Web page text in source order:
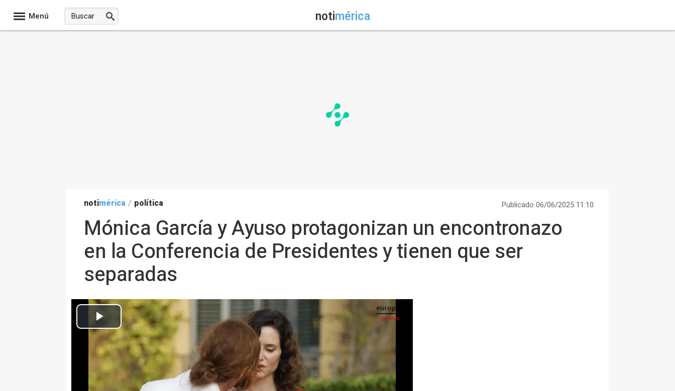
Menú notimérica
notimérica / política Publicado 06/06/2025 11:10
Mónica García y Ayuso protagonizan un encontronazo
en la Conferencia de Presidentes y tienen que ser
separadas
La ministra de Sanidad, Mónica García y la presidenta de la Comunidad de Madrid, Isabel Díaz Ayuso, durante la XXVIII Conferencia de Presidentes, en
Palau de Pedralbes de Barcelona, a 6 de junio de 2025, en Barcelona, Catalunya (España). - Kike Rincón - Europa Press
BARCELONA 6 Jun. (EUROPA PRESS) -